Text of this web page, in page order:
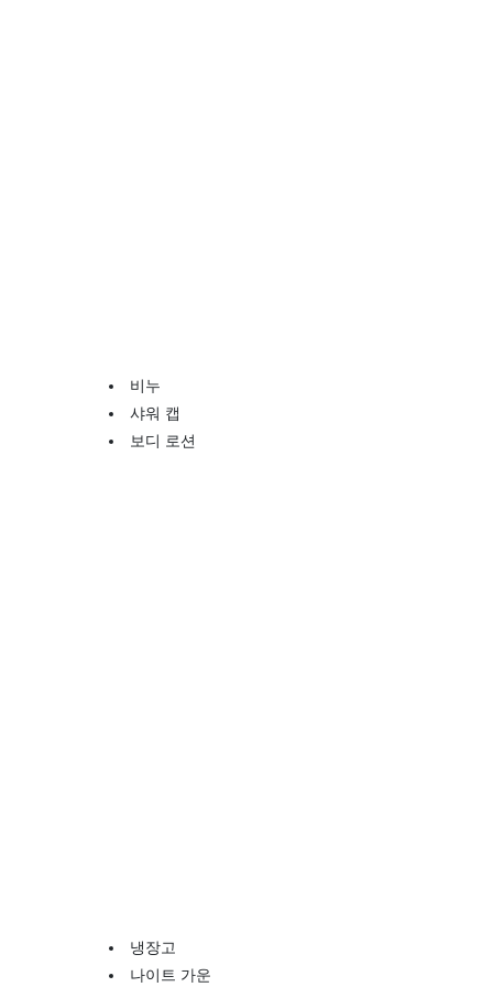
비누
샤워 캡
보디 로션
냉장고
나이트 가운